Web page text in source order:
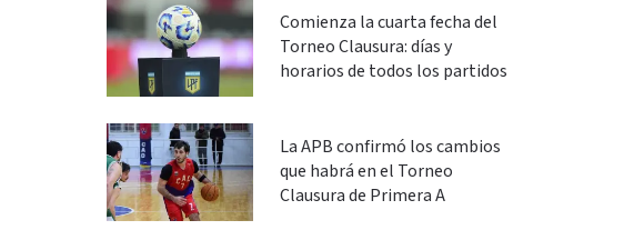
Comienza la cuarta fecha del
Torneo Clausura: días y
horarios de todos los partidos
La APB confirmó los cambios
que habrá en el Torneo
Clausura de Primera A